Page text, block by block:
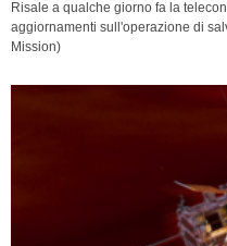
Risale a qualche giorno fa la
aggiornamenti sull'operazione di
Mission)